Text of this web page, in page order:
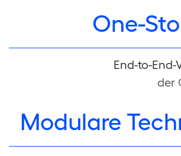
One-
End-to-
der
Modulare